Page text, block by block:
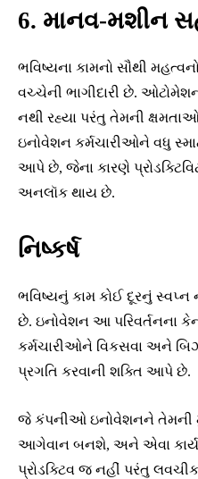
6. માનવ-મશીન
ભવિષ્યના કામનો સૌથી
વચ્ચેની ભાગીદારી છે.
નથી રહ્યા પરંતુ તેમની
ઇનોવેશન કર્મચારીઓને વધુ
આપે છે, જેના કારણે
અનલૉક થાય છે.
નિષ્કર્ષ
ભવિષ્યનું કામ કોઈ દૂરનું
છે. ઇનોવેશન આ પરિવર્તનના
કર્મચારીઓને વિકસવા અને
પ્રગતિ કરવાની શક્તિ આપે છે.
જે કંપનીઓ ઇનોવેશનને તેમની
આગેવાન બનશે, અને એવા
પ્રોડક્ટિવ જ નહીં પરંતુ